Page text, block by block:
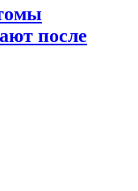
после